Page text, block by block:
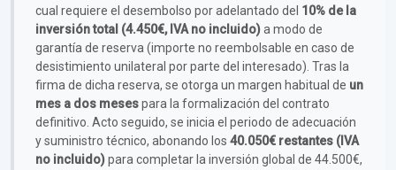
cual requiere el desembolso por adelantado del 10% de la
inversión total (4.450€, IVA no incluido)a modo de
garantía de reserva (importe no reembolsable en caso de
desistimiento unilateral por parte del interesado). Tras la
firma de dicha reserva, se otorga un margen habitual de un
mes a dos mesespara la formalización del contrato
definitivo. Acto seguido, se inicia el periodo de adecuación
y suministro técnico, abonando los 40.050€ restantes (IVA
no incluido)para completar la inversión global de 44.500€,